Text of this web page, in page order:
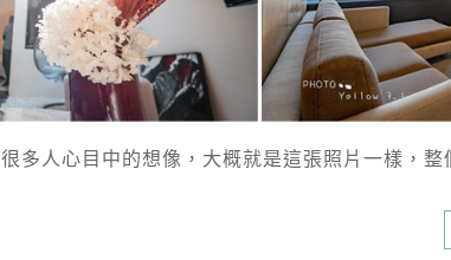
多人心目中的想像，大概就是這張照片一樣，